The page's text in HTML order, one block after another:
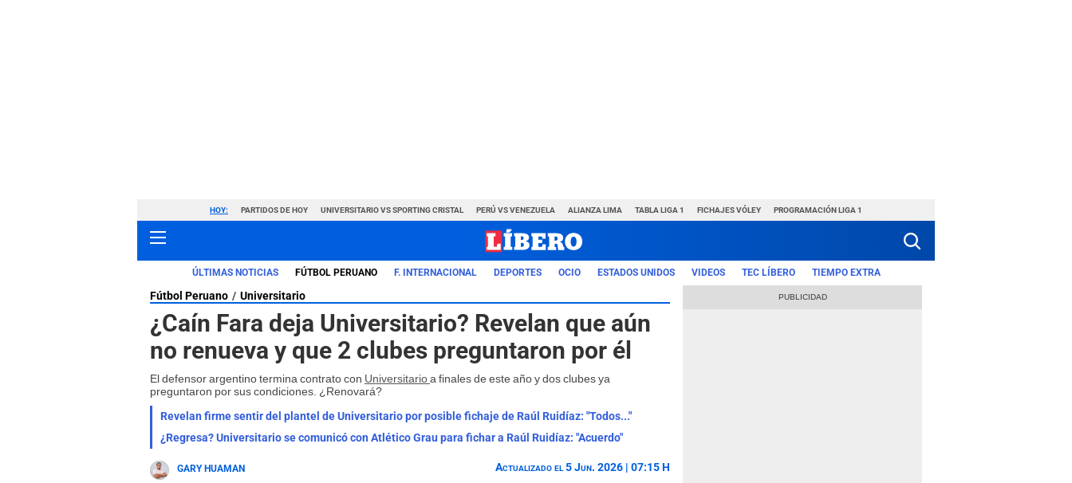
HOY: PARTIDOS DE HOY UNIVERSITARIO VS SPORTING CRISTAL PERÚ VS VENEZUELA ALIANZA LIMA TABLA LIGA 1 FICHAJES VÓLEY PROGRAMACIÓN LIGA 1
ÚLTIMAS NOTICIAS FÚTBOL PERUANO F. INTERNACIONAL DEPORTES OCIO ESTADOS UNIDOS VIDEOS TEC LÍBERO TIEMPO EXTRA
Fútbol Peruano Universitario
¿Caín Fara deja Universitario? Revelan que aún
no renueva y que 2 clubes preguntaron por él
El defensor argentino termina contrato con Universitarioa finales de este año y dos clubes ya
preguntaron por sus condiciones. ¿Renovará?
Revelan firme sentir del plantel de Universitario por posible fichaje de Raúl Ruidíaz: "Todos..."
¿Regresa? Universitario se comunicó con Atlético Grau para fichar a Raúl Ruidíaz: "Acuerdo"
GARY HUAMAN Actualizado el 5 Jun. 2026 | 07:15 H